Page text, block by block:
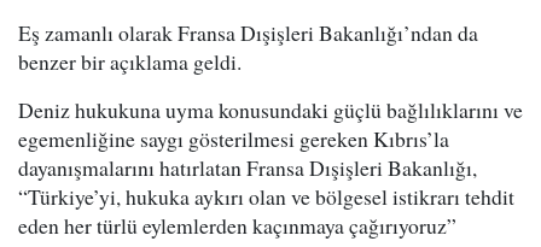
Eş zamanlı olarak Fransa Dışişleri Bakanlığı’ndan da
benzer bir açıklama geldi.
Deniz hukukuna uyma konusundaki güçlü bağlılıklarını ve
egemenliğine saygı gösterilmesi gereken Kıbrıs’la
dayanışmalarını hatırlatan Fransa Dışişleri Bakanlığı,
“Türkiye’yi, hukuka aykırı olan ve bölgesel istikrarı tehdit
eden her türlü eylemlerden kaçınmaya çağırıyoruz”